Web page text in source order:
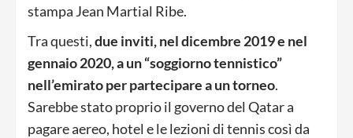
stampa Jean Martial Ribe.
Tra questi,due inviti, nel dicembre 2019 e nel
gennaio 2020, a un “soggiorno tennistico”
nell’emirato per partecipare a un torneo.
Sarebbe stato proprio il governo del Qatar a
pagare aereo, hotel e le lezioni di tennis così da